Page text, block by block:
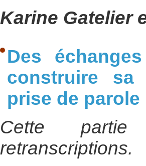
Karine Gatelier
Des
construire
prise de parole
Cette
retranscriptions.